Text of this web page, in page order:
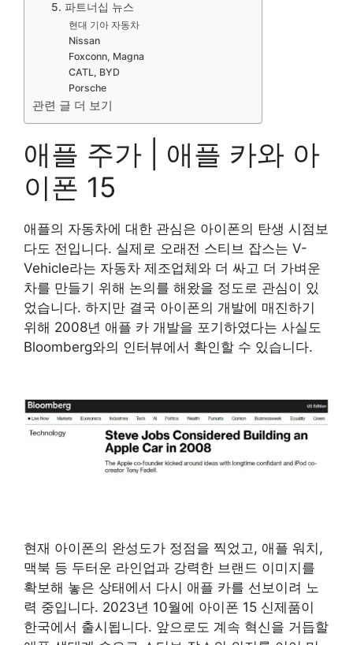
5. 파트너십 뉴스
현대 기아 자동차
Nissan
Foxconn, Magna
CATL, BYD
Porsche
관련 글 더 보기
애플 주가 | 애플 카와 아
이폰 15
애플의 자동차에 대한 관심은 아이폰의 탄생 시점보
다도 전입니다. 실제로 오래전 스티브 잡스는 V-
Vehicle라는 자동차 제조업체와 더 싸고 더 가벼운
차를 만들기 위해 논의를 해왔을 정도로 관심이 있
었습니다. 하지만 결국 아이폰의 개발에 매진하기
위해 2008년 애플 카 개발을 포기하였다는 사실도
Bloomberg와의 인터뷰에서 확인할 수 있습니다.
현재 아이폰의 완성도가 정점을 찍었고, 애플 워치,
맥북 등 두터운 라인업과 강력한 브랜드 이미지를
확보해 놓은 상태에서 다시 애플 카를 선보이려 노
력 중입니다. 2023년 10월에 아이폰 15 신제품이
한국에서 출시됩니다. 앞으로도 계속 혁신을 거듭할